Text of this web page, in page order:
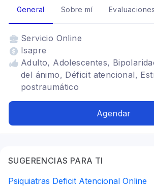
General Sobre mí Evaluaciones
Servicio Online
Isapre
Adulto, Adolescentes,
del ánimo, Déficit atencional,
postraumático
Agendar
SUGERENCIAS PARA TI
Psiquiatras Deficit Atencional Online